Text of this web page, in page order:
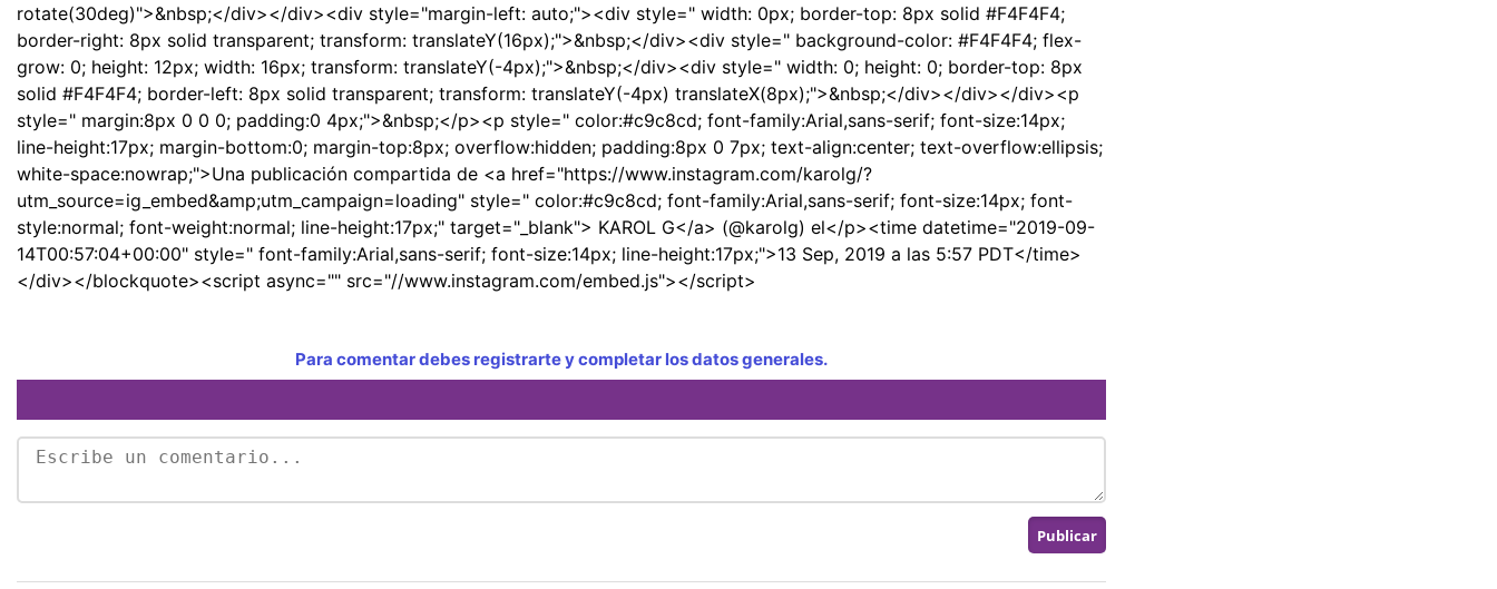
rotate(30deg)">&nbsp;</div></div><div style="margin-left: auto;"><div style=" width: 0px; border-top: 8px solid #F4F4F4;
border-right: 8px solid transparent; transform: translateY(16px);">&nbsp;</div><div style=" background-color: #F4F4F4; flex-
grow: 0; height: 12px; width: 16px; transform: translateY(-4px);">&nbsp;</div><div style=" width: 0; height: 0; border-top: 8px
solid #F4F4F4; border-left: 8px solid transparent; transform: translateY(-4px) translateX(8px);">&nbsp;</div></div></div><p
style=" margin:8px 0 0 0; padding:0 4px;">&nbsp;</p><p style=" color:#c9c8cd; font-family:Arial,sans-serif; font-size:14px;
line-height:17px; margin-bottom:0; margin-top:8px; overflow:hidden; padding:8px 0 7px; text-align:center; text-overflow:ellipsis;
white-space:nowrap;">Una publicación compartida de <a href="https://www.instagram.com/karolg/?
utm_source=ig_embed&amp;utm_campaign=loading" style=" color:#c9c8cd; font-family:Arial,sans-serif; font-size:14px; font-
style:normal; font-weight:normal; line-height:17px;" target="_blank"> KAROL G</a> (@karolg) el</p><time datetime="2019-09-
14T00:57:04+00:00" style=" font-family:Arial,sans-serif; font-size:14px; line-height:17px;">13 Sep, 2019 a las 5:57 PDT</time>
</div></blockquote><script async="" src="//www.instagram.com/embed.js"></script>
Para comentar debes registrarte y completar los datos generales.